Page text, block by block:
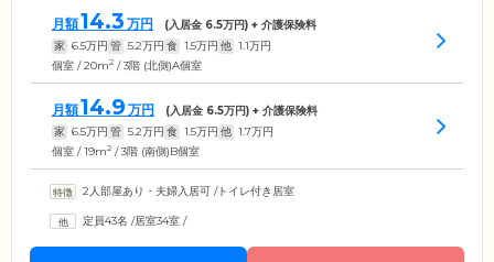
月額14.3 万円 (入居金 6.5万円) + 介護保険料
家 6.5万円 管 5.2万円 食 1.5万円 他 1.1万円
個室 / 20m2 / 3階 (北側)A個室
月額14.9 万円 (入居金 6.5万円) + 介護保険料
家 6.5万円 管 5.2万円 食 1.5万円 他 1.7万円
個室 / 19m2 / 3階 (南側)B個室
2人部屋あり・夫婦入居可 /トイレ付き居室
定員43名 /居室34室 /